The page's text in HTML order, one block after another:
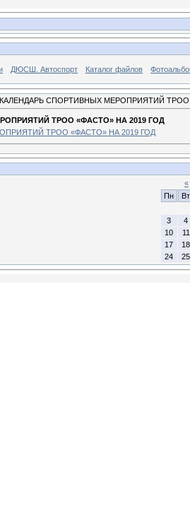
ДЮСШ. Автоспорт Каталог файлов
СПОРТИВНЫХ МЕРОПРИЯТИЙ ТРОО
ТРОО «ФАСТО» НА 2019 ГОД
ТРОО «ФАСТО» НА 2019 ГОД
«
Пн
Вт
3
4
10
11
17
18
24
25